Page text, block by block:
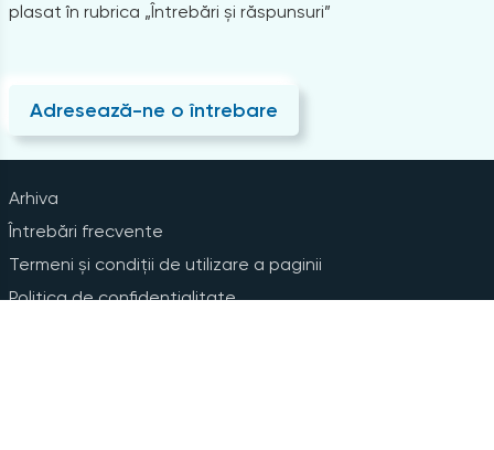
plasat în rubrica „Întrebări și răspunsuri”
Adresează-ne o întrebare
Arhiva
Întrebări frecvente
Termeni și condiții de utilizare a paginii
Politica de confidențialitate